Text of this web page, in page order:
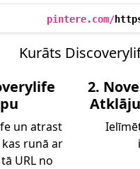
pintere.com/
Kurāts
un atrast
runā ar
URL no
2.